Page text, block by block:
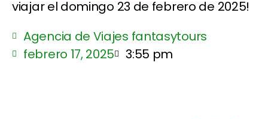
viajar el domingo 23 de febrero de 2025!
Agencia de Viajes fantasytours
febrero 17, 2025
3:55 pm